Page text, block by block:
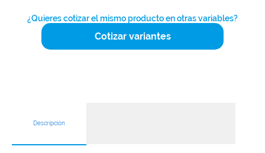
¿Quieres cotizar el mismo producto en otras variables?
Cotizar variantes
Descripción